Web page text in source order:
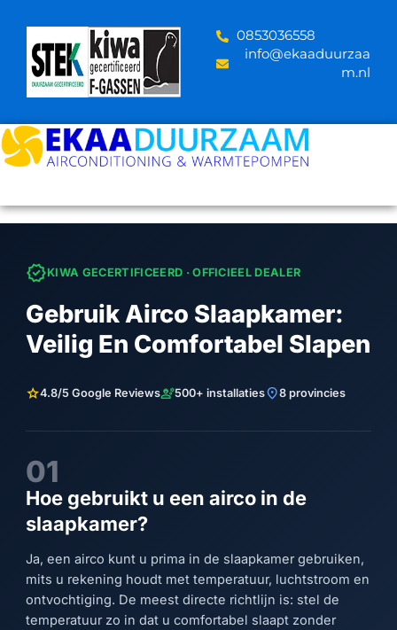
content
‪0853036558
info@ekaaduurzaa
m.nl
verifiedKIWA GECERTIFICEERD · OFFICIEEL DEALER
Gebruik Airco Slaapkamer:
Veilig En Comfortabel Slapen
star4.8/5 Google Reviewsengineering500+ installatieslocation_on8 provincies
01
Hoe gebruikt u een airco in de
slaapkamer?
Ja, een airco kunt u prima in de slaapkamer gebruiken,
mits u rekening houdt met temperatuur, luchtstroom en
ontvochtiging. De meest directe richtlijn is: stel de
temperatuur zo in dat u comfortabel slaapt zonder